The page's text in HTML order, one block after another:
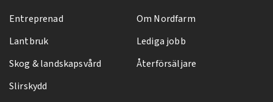
Entreprenad
Lantbruk
Skog & landskapsvård
Slirskydd
Om Nordfarm
Lediga jobb
Återförsäljare